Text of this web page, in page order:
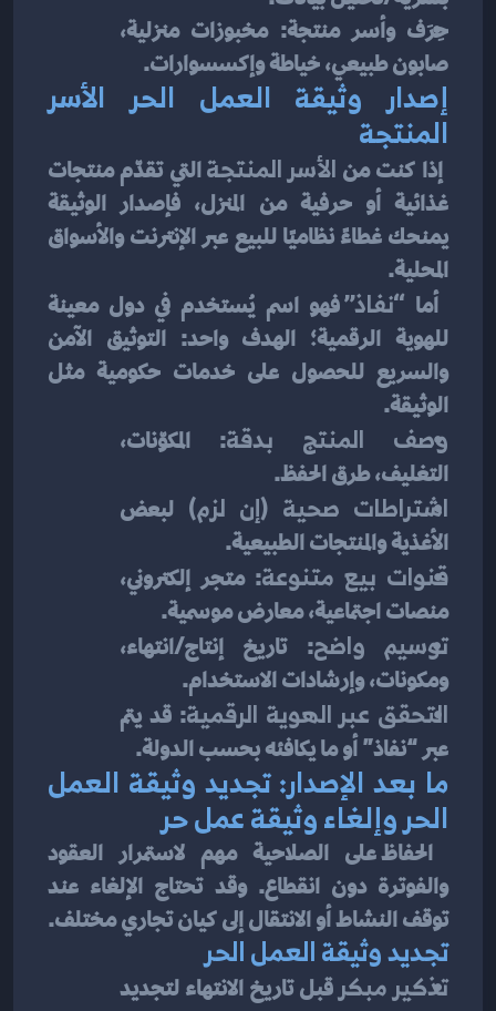
صابون طبيعي، خياطة وإكسسوارات.
إصدار وثيقة العمل الحر الأسر
المنتجة
إذا كنت من الأسر المنتجة
المحلية.
أما “نفاذ”
الوثيقة.
وصف المنتج بدقة
التغليف، طرق الحفظ.
اشتراطات صحية (إن لزم)
الأغذية والمنتجات الطبيعية.
قنوات بيع متنوعة
منصات اجتماعية، معارض موسمية.
توسيم واضح
ومكونات، وإرشادات الاستخدام.
التحقق عبر الهوية الرقمية
عبر “نفاذ” أو ما يكافئه بحسب الدولة.
الحر وإلغاء وثيقة عمل حر
توقف النشاط أو الانتقال إلى كيان تجاري مختلف.
تجديد وثيقة العمل الحر
تذكير مبكر قبل تاريخ الانتهاء لتجديد